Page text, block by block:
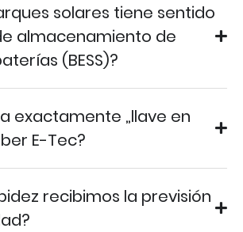
solares tiene sentido
almacenamiento de
(BESS)?
exactamente „llave en
E-Tec?
recibimos la previsión